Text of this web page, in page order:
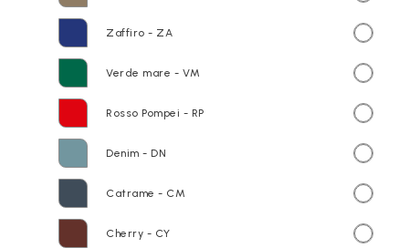
Zaffiro - ZA
Verde mare - VM
Rosso Pompei - RP
Denim - DN
Catrame - CM
Cherry - CY